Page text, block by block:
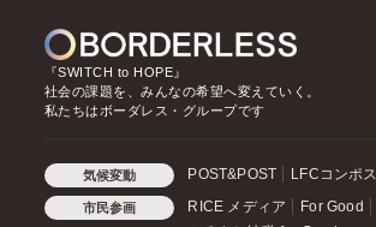
『SWITCH to HOPE』
社会の課題を、みんなの希望へ変えていく。
私たちはボーダレス・グループです
気候変動 POST&POST LFCコンポ
市民参画 RICE メディア
For Good